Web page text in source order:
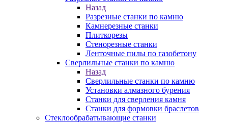
Назад
Разрезные станки по камню
Камнерезные станки
Плиткорезы
Стенорезные станки
Ленточные пилы по газобетону
Сверлильные станки по камню
Назад
Сверлильные станки по камню
Установки алмазного бурения
Станки для сверления камня
Станки для формовки браслетов
Стеклообрабатывающие станки